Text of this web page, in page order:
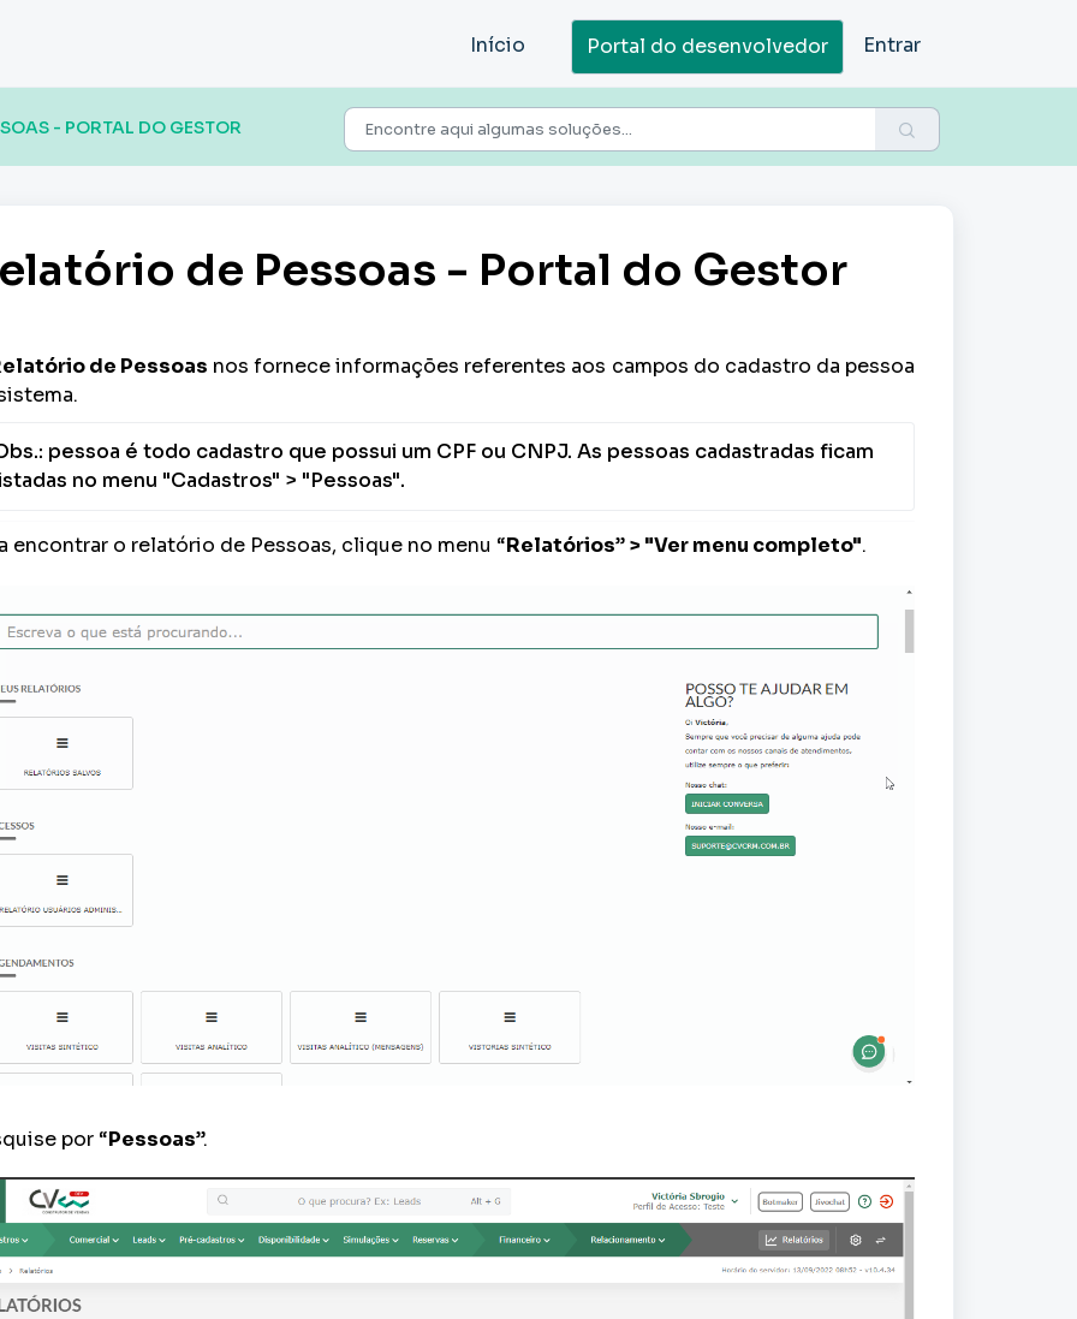
Início Portal do desenvolvedor Entrar
- PORTAL DO GESTOR
de Pessoas - Portal do Gestor
de Pessoas nos fornece informações referentes aos campos do cadastro da pessoa
pessoa é todo cadastro que possui um CPF ou CNPJ. As pessoas cadastradas ficam
no menu "Cadastros" > "Pessoas".
encontrar o relatório de Pessoas, clique no menu “Relatórios”> "Ver menu completo".
por “Pessoas”.